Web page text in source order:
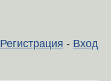
Регистрация - Вход